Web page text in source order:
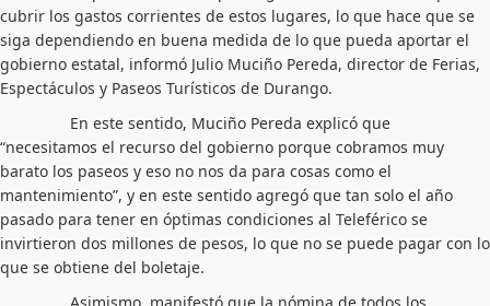
cubrir los gastos corrientes de estos lugares, lo que hace que se
siga dependiendo en buena medida de lo que pueda aportar el
gobierno estatal, informó Julio Muciño Pereda, director de Ferias,
Espectáculos y Paseos Turísticos de Durango.
En este sentido, Muciño Pereda explicó que
“necesitamos el recurso del gobierno porque cobramos muy
barato los paseos y eso no nos da para cosas como el
mantenimiento”, y en este sentido agregó que tan solo el año
pasado para tener en óptimas condiciones al Teleférico se
invirtieron dos millones de pesos, lo que no se puede pagar con lo
que se obtiene del boletaje.
Asimismo, manifestó que la nómina de todos los